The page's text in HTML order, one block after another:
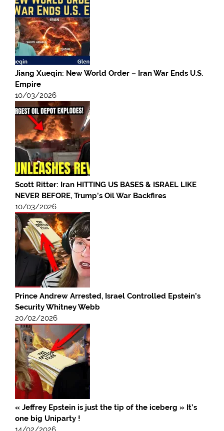
Jiang Xueqin: New World Order – Iran War Ends U.S.
Empire
10/03/2026
Scott Ritter: Iran HITTING US BASES & ISRAEL LIKE
NEVER BEFORE, Trump’s Oil War Backfires
10/03/2026
Prince Andrew Arrested, Israel Controlled Epstein’s
Security Whitney Webb
20/02/2026
« Jeffrey Epstein is just the tip of the iceberg » It’s
one big Uniparty !